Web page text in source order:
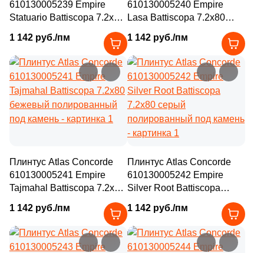
610130005239 Empire
Statuario Battiscopa 7.2x80
бежевый полированный
под камень
1 142 руб./пм
610130005240 Empire
Lasa Battiscopa 7.2x80
бежевый полированный
под камень
1 142 руб./пм
Плинтус Atlas Concorde
610130005241 Empire
Tajmahal Battiscopa 7.2x80
бежевый полированный
под камень
1 142 руб./пм
Плинтус Atlas Concorde
610130005242 Empire
Silver Root Battiscopa
полированный под камень
1 142 руб./пм